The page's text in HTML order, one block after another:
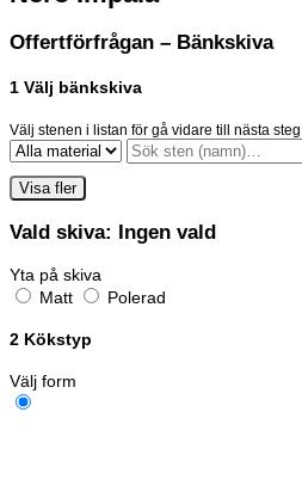
Offertförfrågan – Bänkskiva
1 Välj bänkskiva
Välj stenen i listan för gå vidare till nästa steg
Visa fler
Vald skiva: Ingen vald
Yta på skiva
Matt
Polerad
2 Kökstyp
Välj form